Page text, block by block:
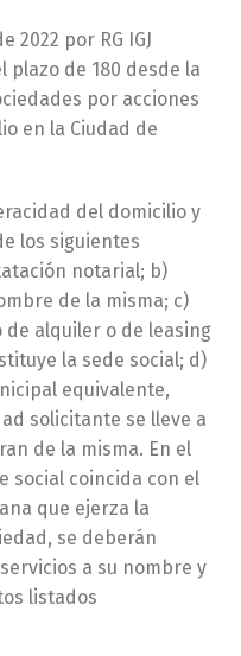
2022 por RG IGJ
plazo de 180 desde la
por acciones
en la Ciudad de
del domicilio y
los siguientes
notarial; b)
de la misma; c)
alquiler o de leasing
la sede social; d)
equivalente,
solicitante se lleve a
de la misma. En el
social coincida con el
que ejerza la
se deberán
a su nombre y
listados